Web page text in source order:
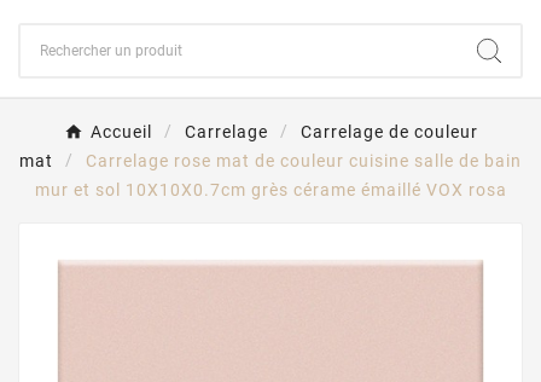
Accueil Carrelage
Carrelage de couleur
mat
Carrelage rose mat de couleur cuisine salle de bain
mur et sol 10X10X0.7cm grès cérame émaillé VOX rosa